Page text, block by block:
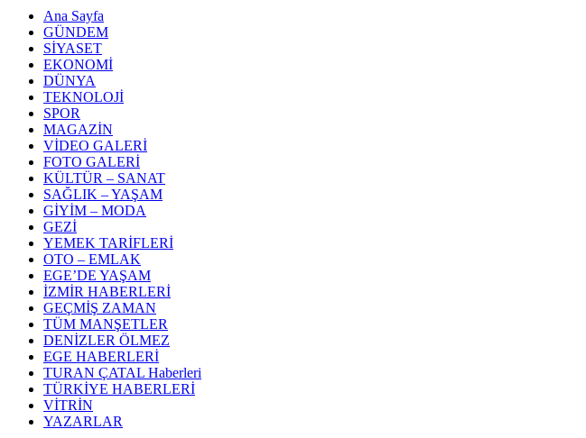
Ana Sayfa
GÜNDEM
SİYASET
EKONOMİ
DÜNYA
TEKNOLOJİ
SPOR
MAGAZİN
VİDEO GALERİ
FOTO GALERİ
KÜLTÜR – SANAT
SAĞLIK – YAŞAM
GİYİM – MODA
GEZİ
YEMEK TARİFLERİ
OTO – EMLAK
EGE’DE YAŞAM
İZMİR HABERLERİ
GEÇMİŞ ZAMAN
TÜM MANŞETLER
DENİZLER ÖLMEZ
EGE HABERLERİ
TURAN ÇATAL Haberleri
TÜRKİYE HABERLERİ
VİTRİN
YAZARLAR